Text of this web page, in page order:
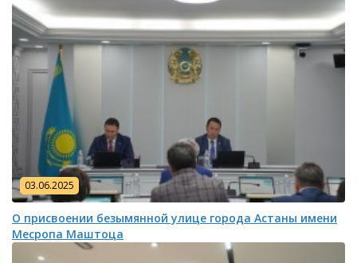
03.06.2025
О присвоении безымянной улице города Астаны имени
Месропа Маштоца